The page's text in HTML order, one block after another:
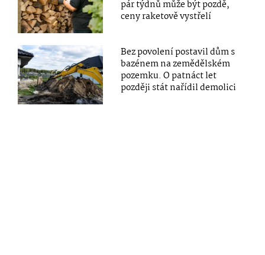
pár týdnů může být pozdě,
ceny raketově vystřelí
Bez povolení postavil dům s
bazénem na zemědělském
pozemku. O patnáct let
později stát nařídil demolici